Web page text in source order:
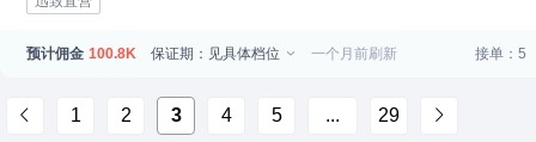
预计佣金 100.8K 保证期：见具体档位 一个月前刷新 接单：5
1 2 3 4 5 ... 29